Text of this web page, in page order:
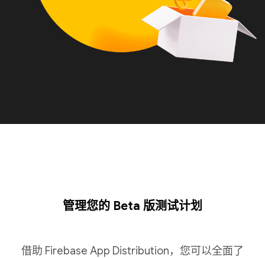
管理您的 Beta 版测试计划
借助 Firebase App Distribution，您可以全面了